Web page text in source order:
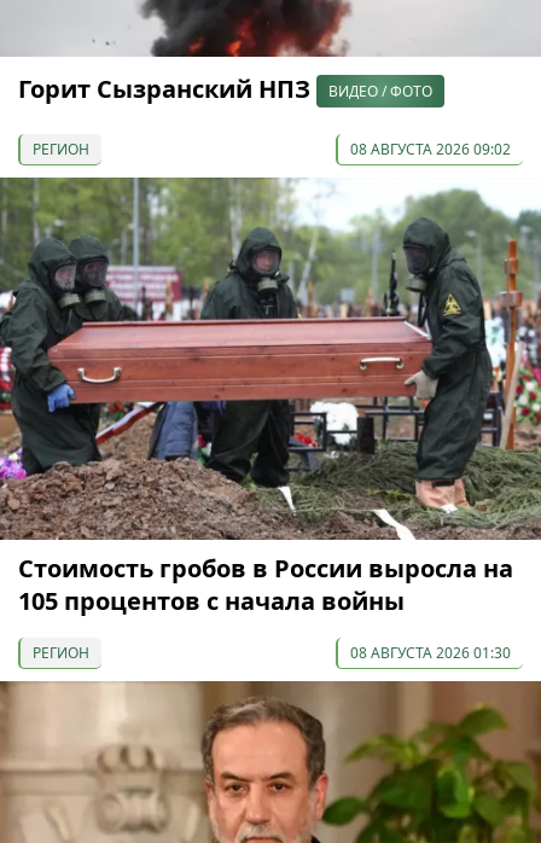
Горит Сызранский НПЗ ВИДЕО / ФОТО
РЕГИОН 08 АВГУСТА 2026 09:02
Стоимость гробов в России выросла на
105 процентов с начала войны
РЕГИОН 08 АВГУСТА 2026 01:30